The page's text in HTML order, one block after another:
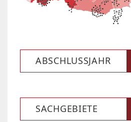
ABSCHLUSSJAHR
SACHGEBIETE